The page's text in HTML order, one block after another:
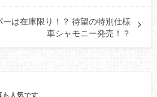
は在庫限り！？ 待望の特別仕様
車シャモニー発売！？
人気です。